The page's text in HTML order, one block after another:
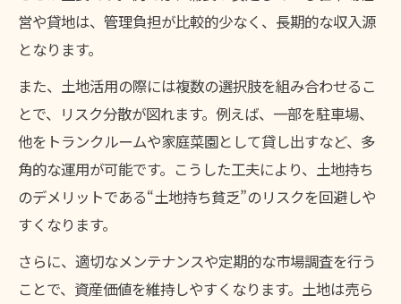
営や貸地は、管理負担が比較的少なく、長期的な収入源
となります。
また、土地活用の際には複数の選択肢を組み合わせるこ
とで、リスク分散が図れます。例えば、一部を駐車場、
他をトランクルームや家庭菜園として貸し出すなど、多
角的な運用が可能です。こうした工夫により、土地持ち
のデメリットである“土地持ち貧乏”のリスクを回避しや
すくなります。
さらに、適切なメンテナンスや定期的な市場調査を行う
ことで、資産価値を維持しやすくなります。土地は売ら